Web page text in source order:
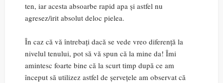
ten, iar acesta absoarbe rapid apa și astfel nu
agresez/irit absolut deloc pielea.
În caz că vă întrebați dacă se vede vreo diferență la
nivelul tenului, pot să vă spun că la mine da! Îmi
amintesc foarte bine că la scurt timp după ce am
început să utilizez astfel de șervețele am observat că